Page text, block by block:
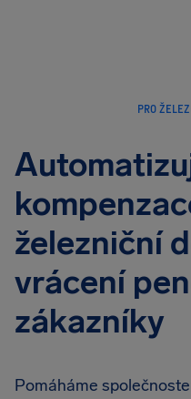
PRO
železniční
vrácení
zákazníky
Pomáháme